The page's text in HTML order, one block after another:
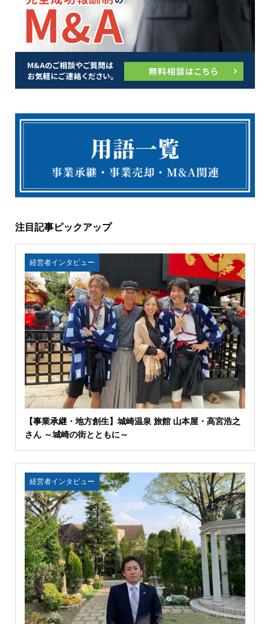
注目記事ピックアップ
経営者インタビュー
【事業承継・地方創生】城崎温泉 旅館 山本屋・高宮浩之
さん ～城崎の街とともに～
経営者インタビュー